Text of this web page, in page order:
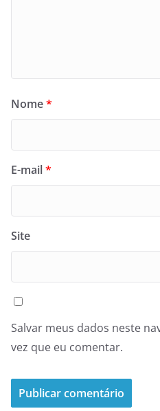
Nome*
E-mail*
Site
Salvar meus dados neste
vez que eu comentar.